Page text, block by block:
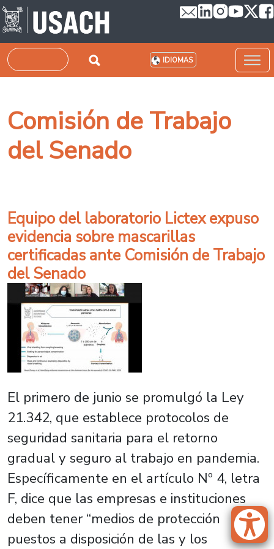
Pasar al contenido principal
Buscar IDIOMAS
Comisión de Trabajo
del Senado
Equipo del laboratorio Lictex expuso
evidencia sobre mascarillas
certificadas ante Comisión de Trabajo
del Senado
El primero de junio se promulgó la Ley
21.342, que establece protocolos de
seguridad sanitaria para el retorno
gradual y seguro al trabajo en pandemia.
Específicamente en el artículo Nº 4, letra
F, dice que las empresas e instituciones
deben tener “medios de protección
puestos a disposición de las y los